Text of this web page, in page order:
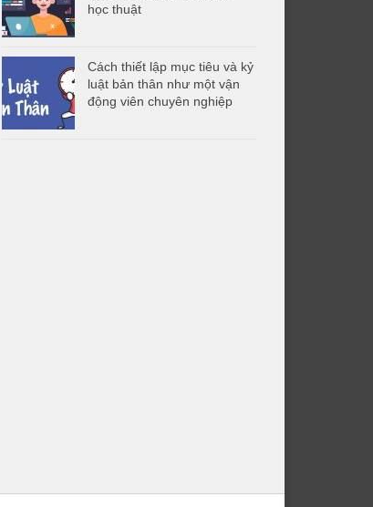
học thuật
Cách thiết lập mục tiêu và kỷ
luật bản thân như một vận
động viên chuyên nghiệp